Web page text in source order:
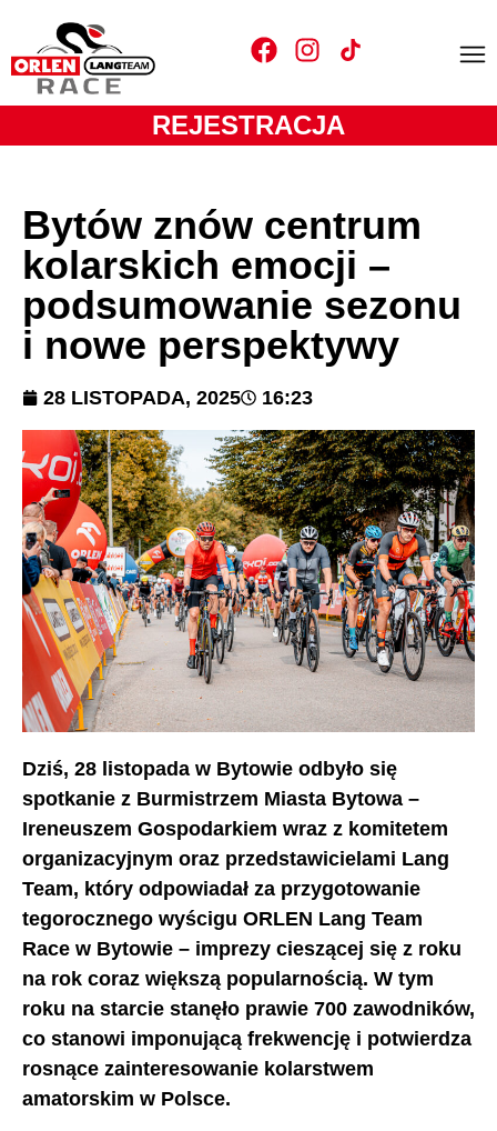
REJESTRACJA
Bytów znów centrum
kolarskich emocji –
podsumowanie sezonu
i nowe perspektywy
28 LISTOPADA, 2025 16:23
Dziś, 28 listopada w Bytowie odbyło się
spotkanie z Burmistrzem Miasta Bytowa –
Ireneuszem Gospodarkiem wraz z komitetem
organizacyjnym oraz przedstawicielami Lang
Team, który odpowiadał za przygotowanie
tegorocznego wyścigu ORLEN Lang Team
Race w Bytowie – imprezy cieszącej się z roku
na rok coraz większą popularnością. W tym
roku na starcie stanęło prawie 700 zawodników,
co stanowi imponującą frekwencję i potwierdza
rosnące zainteresowanie kolarstwem
amatorskim w Polsce.